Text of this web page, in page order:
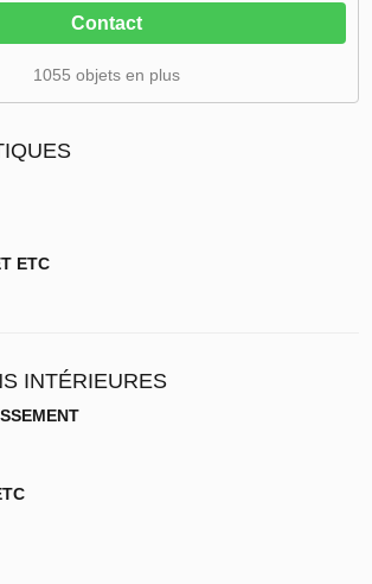
Contact
1055 objets en plus
ETC
INTÉRIEURES